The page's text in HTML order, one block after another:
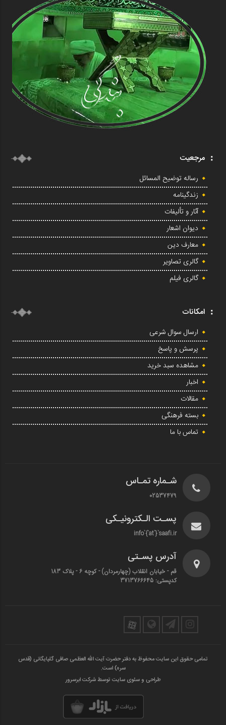
مرجعیت
رساله توضیح المسائل
زندگینامه
آثار و تألیفات
دیوان اشعار
معارف دین
گالری تصاویر
گالری فیلم
امکانات
ارسال سوال شرعی
پرسش و پاسخ
مشاهده سبد خرید
اخبار
مقالات
بسته فرهنگی
تماس با ما
شـماره تمـاس
02537479
پسـت الـکترونیـکی
info`{`at`}`saafi.ir
آدرس پسـتی
قم - خیابان انقلاب (چهارمردان)‌ - کوچه 6 - پلاک 183
کدپستی: 3713766645
تمامی حقوق این سایت محفوظ به دفتر حضرت آیت الله العظمی صافی گلپایگانی (قدس
سره) است.
طراحی و سئوی سایت توسط شرکت ابرسرور